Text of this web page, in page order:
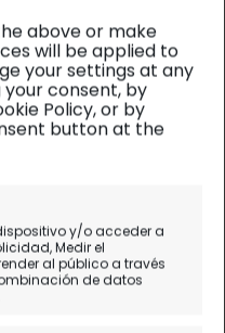
above or make
will be applied to
your settings at any
consent, by
Policy, or by
button at the
y/o acceder a
Medir el
al público a través
de datos
12
en